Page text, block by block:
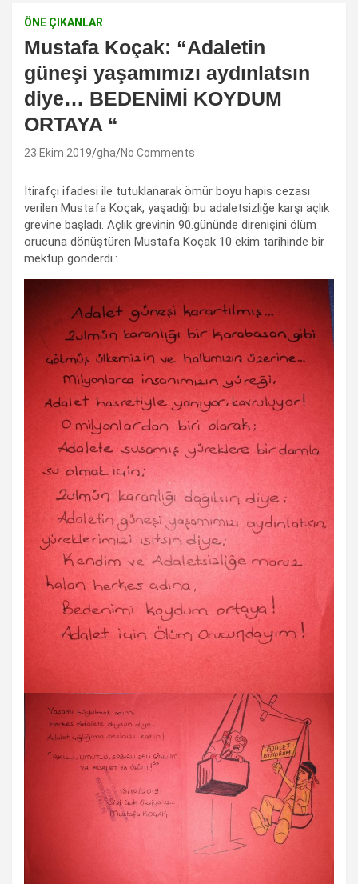
ÖNE ÇIKANLAR
Mustafa Koçak: “Adaletin
güneşi yaşamımızı aydınlatsın
diye… BEDENİMİ KOYDUM
ORTAYA “
23 Ekim 2019 gha No Comments
İtirafçı ifadesi ile tutuklanarak ömür boyu hapis cezası
verilen Mustafa Koçak, yaşadığı bu adaletsizliğe karşı açlık
grevine başladı. Açlık grevinin 90.gününde direnişini ölüm
orucuna dönüştüren Mustafa Koçak 10 ekim tarihinde bir
mektup gönderdi.: